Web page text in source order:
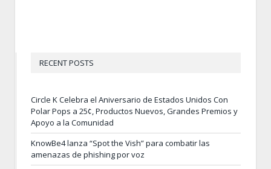
RECENT POSTS
Circle K Celebra el Aniversario de Estados Unidos Con
Polar Pops a 25¢, Productos Nuevos, Grandes Premios y
Apoyo a la Comunidad
KnowBe4 lanza “Spot the Vish” para combatir las
amenazas de phishing por voz